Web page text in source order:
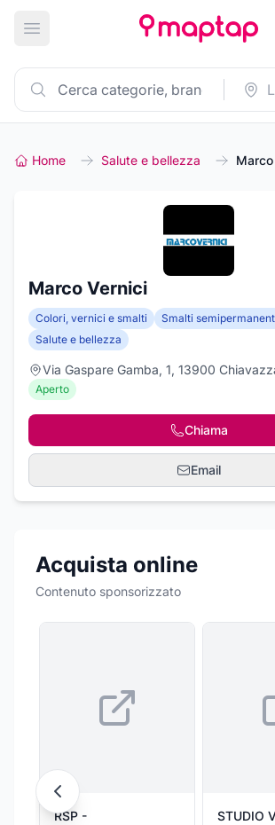
Apri menu principale
Home Salute e bellezza
Marco Vernici
Colori, vernici e smalti
Smalti
Salute e bellezza
Via Gaspare Gamba, 1, 13900
Aperto
Chiama
Email
Acquista online
Contenuto sponsorizzato
RSP -
STUDIO